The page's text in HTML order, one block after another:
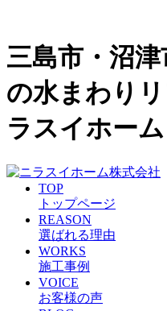
三島市・沼
の水まわり
ラスイホーム
TOP
トップページ
REASON
選ばれる理由
WORKS
施工事例
VOICE
お客様の声